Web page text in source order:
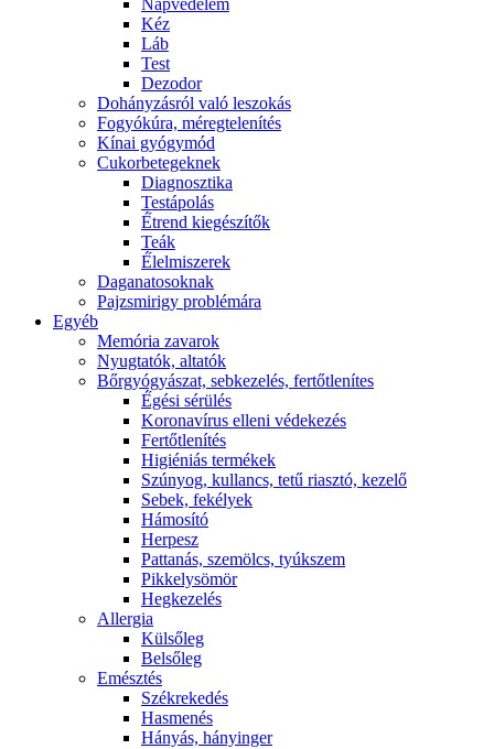
Napvédelem
Kéz
Láb
Test
Dezodor
Dohányzásról való leszokás
Fogyókúra, méregtelenítés
Kínai gyógymód
Cukorbetegeknek
Diagnosztika
Testápolás
É́trend kiegészítők
Teák
É́lelmiszerek
Daganatosoknak
Pajzsmirigy problémára
Egyéb
Memória zavarok
Nyugtatók, altatók
Bőrgyógyászat, sebkezelés, fertőtlenítes
É́gési sérülés
Koronavírus elleni védekezés
Fertőtlenítés
Higiéniás termékek
Szúnyog, kullancs, tetű riasztó, kezelő
Sebek, fekélyek
Hámosító
Herpesz
Pattanás, szemölcs, tyúkszem
Pikkelysömör
Hegkezelés
Allergia
Külsőleg
Belsőleg
Emésztés
Székrekedés
Hasmenés
Hányás, hányinger